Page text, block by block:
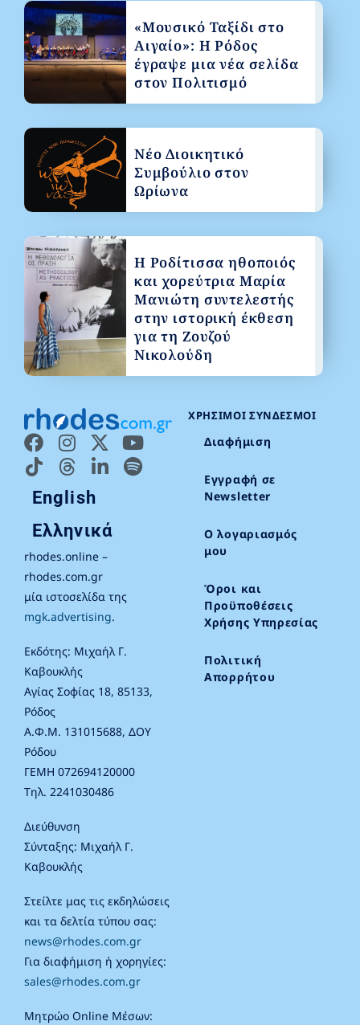
English
Ελληνικά
rhodes.online –
rhodes.com.gr
μία ιστοσελίδα της
mgk.advertising.
Εκδότης: Μιχαήλ Γ.
Καβουκλής
Αγίας Σοφίας 18, 85133,
Ρόδος
Α.Φ.Μ. 131015688, ΔΟΥ
Ρόδου
ΓΕΜΗ 072694120000
Τηλ. 2241030486
Διεύθυνση
Σύνταξης: Μιχαήλ Γ.
Καβουκλής
Στείλτε μας τις εκδηλώσεις
και τα δελτία τύπου σας:
news@rhodes.com.gr
Για διαφήμιση ή χορηγίες:
sales@rhodes.com.gr
Μητρώο Online Μέσων:
ΧΡΉΣΙΜΟΙ ΣΎΝΔΕΣΜΟΙ
Διαφήμιση
Εγγραφή σε
Newsletter
Ο λογαριασμός
μου
Όροι και
Προϋποθέσεις
Χρήσης Υπηρεσίας
Πολιτική
Απορρήτου
«Μουσικό Ταξίδι στο
Αιγαίο»: Η Ρόδος
έγραψε μια νέα σελίδα
στον Πολιτισμό
Νέο Διοικητικό
Συμβούλιο στον
Ωρίωνα
Η Ροδίτισσα ηθοποιός
και χορεύτρια Μαρία
Μανιώτη συντελεστής
στην ιστορική έκθεση
για τη Ζουζού
Νικολούδη